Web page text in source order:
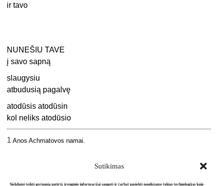
Sutikimas
Siekdami teikti geriausią patirtį, įrenginio informacijai saugoti ir (arba) pasiekti naudojame tokias technologijas kaip
ir tavo
NUNEŠIU TAVE
į savo sapną
slaugysiu
atbudusią pagalvę
atodūsis atodūsin
kol neliks atodūsio
1 Anos Achmatovos namai.